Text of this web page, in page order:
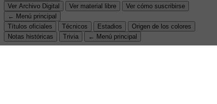
Ver Archivo Digital
Ver material libre
Ver cómo suscribirse
← Menú principal
Títulos oficiales
Técnicos Estadios
Origen de los colores
Notas históricas
Trivia ← Menú principal